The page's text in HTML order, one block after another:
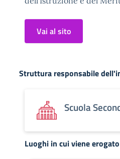
Vai al sito
Struttura responsabile
Scuola
Luoghi in cui viene